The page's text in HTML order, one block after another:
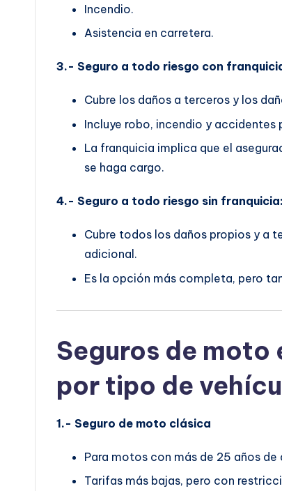
Incendio.
Asistencia en carretera.
3.- Seguro a todo riesgo con
Cubre los daños a terceros y los
Incluye robo, incendio y accidentes
La franquicia implica que el
se haga cargo.
4.- Seguro a todo riesgo sin franquicia:
Cubre todos los daños propios y a
adicional.
Es la opción más completa, pero
Seguros de moto
por tipo de
1.- Seguro de moto clásica
Para motos con más de 25 años de
Tarifas más bajas, pero con